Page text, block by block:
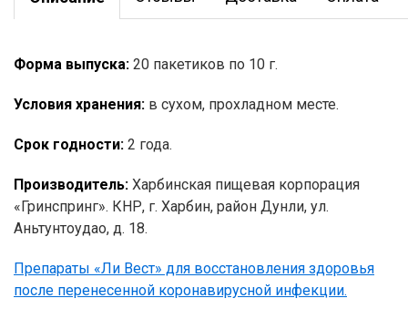
Форма выпуска: 20 пакетиков по 10 г.
Условия хранения: в сухом, прохладном месте.
Срок годности: 2 года.
Производитель: Харбинская пищевая корпорация
«Гринспринг». КНР, г. Харбин, район Дунли, ул.
Аньтунтоудао, д. 18.
Препараты «Ли Вест» для восстановления здоровья
после перенесенной коронавирусной инфекции.